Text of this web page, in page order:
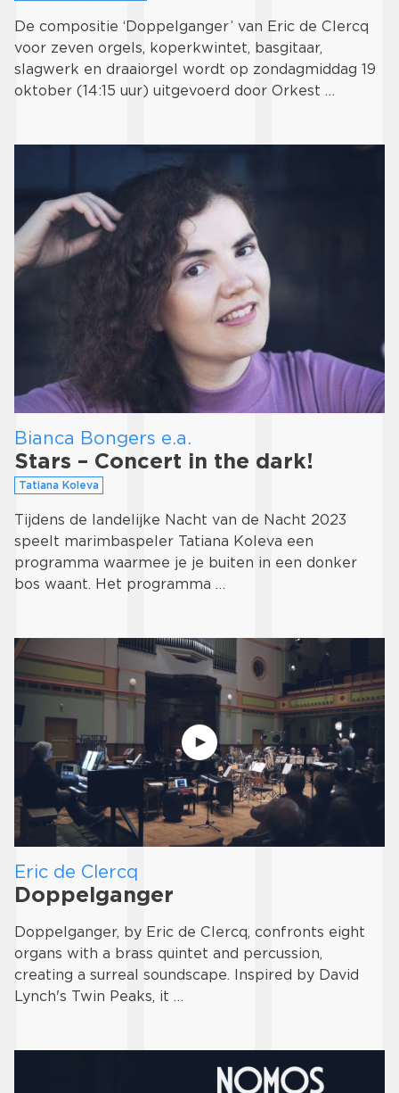
De compositie ‘Doppelganger’ van Eric de Clercq
voor zeven orgels, koperkwintet, basgitaar,
slagwerk en draaiorgel wordt op zondagmiddag 19
oktober (14:15 uur) uitgevoerd door Orkest …
Bianca Bongers e.a.
Stars – Concert in the dark!
Tatiana Koleva
Tijdens de landelijke Nacht van de Nacht 2023
speelt marimbaspeler Tatiana Koleva een
programma waarmee je je buiten in een donker
bos waant. Het programma …
Eric de Clercq
Doppelganger
Doppelganger, by Eric de Clercq, confronts eight
organs with a brass quintet and percussion,
creating a surreal soundscape. Inspired by David
Lynch's Twin Peaks, it …